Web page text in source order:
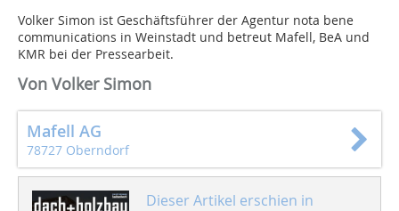
Volker Simon ist Geschäftsführer der Agentur nota bene
communications in Weinstadt und betreut Mafell, BeA und
KMR bei der Pressearbeit.
Von Volker Simon
Mafell AG
78727 Oberndorf
Dieser Artikel erschien in